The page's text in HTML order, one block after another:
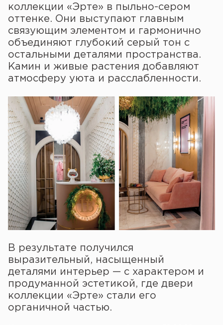
коллекции «Эрте» в пыльно-сером
оттенке. Они выступают главным
связующим элементом и гармонично
объединяют глубокий серый тон с
остальными деталями пространства.
Камин и живые растения добавляют
атмосферу уюта и расслабленности.
В результате получился
выразительный, насыщенный
деталями интерьер — с характером и
продуманной эстетикой, где двери
коллекции «Эрте» стали его
органичной частью.